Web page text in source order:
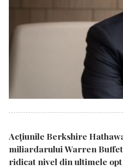
Acțiunile Berkshire
miliardarului Warren
ridicat nivel din ultimele